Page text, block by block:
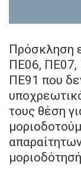
Πρόσκληση
ΠΕ06,
ΠΕ91 που
τους θέση